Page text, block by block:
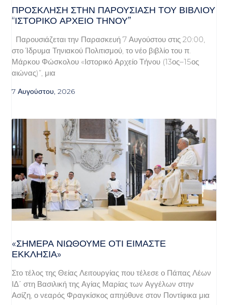
ΠΡΌΣΚΛΗΣΗ ΣΤΗΝ ΠΑΡΟΥΣΊΑΣΗ ΤΟΥ ΒΙΒΛΊΟΥ
“ΙΣΤΟΡΙΚΌ ΑΡΧΕΊΟ ΤΉΝΟΥ”
Παρουσιάζεται την Παρασκευή 7 Αυγούστου στις 20:00,
στο Ίδρυμα Τηνιακού Πολιτισμού, το νέο βιβλίο του π.
Μάρκου Φώσκολου «Ιστορικό Αρχείο Τήνου (13ος–15ος
αιώνας)”, μια
7 Αυγούστου, 2026
«ΣΉΜΕΡΑ ΝΙΏΘΟΥΜΕ ΌΤΙ ΕΊΜΑΣΤΕ
ΕΚΚΛΗΣΊΑ»
Στο τέλος της Θείας Λειτουργίας που τέλεσε ο Πάπας Λέων
ΙΔ΄ στη Βασιλική της Αγίας Μαρίας των Αγγέλων στην
Ασίζη, ο νεαρός Φραγκίσκος απηύθυνε στον Ποντίφικα μια